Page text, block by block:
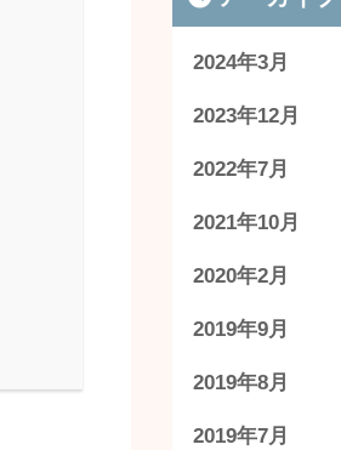
2024年3月
2023年12月
2022年7月
2021年10月
2020年2月
2019年9月
2019年8月
2019年7月